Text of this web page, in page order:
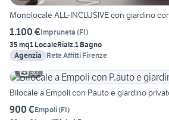
Monolocale ALL-INCLUSIVE con giardino
1.100 €Impruneta (FI)
35 mq1 LocaleRialz.1 Bagno
Agenzia
Rete Affitti Firenze
30
Bilocale a Empoli con P.auto e giardino
900 €Empoli(FI)